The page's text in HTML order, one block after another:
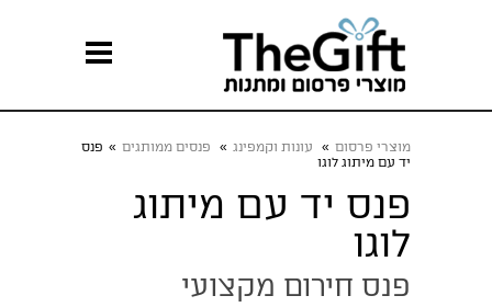
מוצרי פרסום » עונות וקמפינג » פנסים ממותגים » פנס
יד עם מיתוג לוגו
פנס יד עם מיתוג
לוגו
פנס חירום מקצועי